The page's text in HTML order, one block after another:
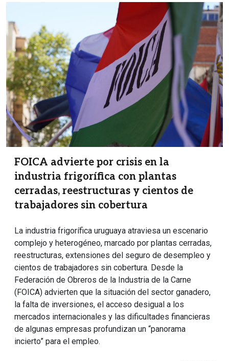
FOICA advierte por crisis en la
industria frigorífica con plantas
cerradas, reestructuras y cientos de
trabajadores sin cobertura
La industria frigorífica uruguaya atraviesa un escenario
complejo y heterogéneo, marcado por plantas cerradas,
reestructuras, extensiones del seguro de desempleo y
cientos de trabajadores sin cobertura. Desde la
Federación de Obreros de la Industria de la Carne
(FOICA) advierten que la situación del sector ganadero,
la falta de inversiones, el acceso desigual a los
mercados internacionales y las dificultades financieras
de algunas empresas profundizan un “panorama
incierto” para el empleo.